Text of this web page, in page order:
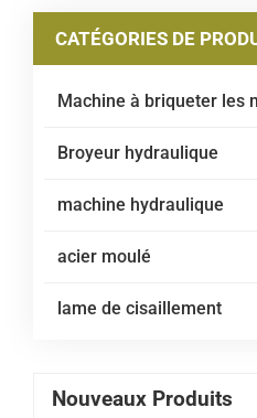
CATÉGORIES DE
Machine à briqueter les
Broyeur hydraulique
machine hydraulique
acier moulé
lame de cisaillement
Nouveaux Produits